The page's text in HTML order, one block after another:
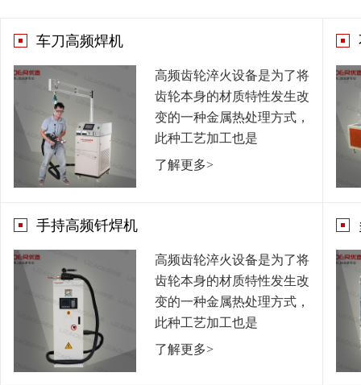
车刀高频焊机
高频齿轮淬火设备是为了将
齿轮本身的材质特性发生改
变的一种金属热处理方式，
此种工艺加工也是
了解更多>
手持高频钎焊机
高频齿轮淬火设备是为了将
齿轮本身的材质特性发生改
变的一种金属热处理方式，
此种工艺加工也是
了解更多>